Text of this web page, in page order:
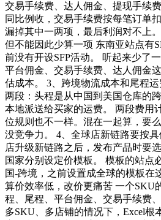
交易手续费、达人佣金、提现手续
同比例收，交易手续费按每笔订单
漏掉其中一两项，最后利润对不上
但不能因此少算一项 东南亚站点有
前没有开设SFP活动。 听起来少了
平台佣金、交易手续费、达人佣金
估成本。 3、跨境物流成本和尾程
两段：头程是从中国到美国仓库的
本地派送给买家的运费。 两段费用
位规则也不一样。混在一起算，要
没竞争力。 4、全球店新链路要按
店升级新链路之后，发布产品时要
国家分别设定价模板。 模板的站点
国-跨境，之前设置成全球的模板在
算价效率低，改价更痛苦 一个SKU
程、尾程、平台佣金、交易手续费
多SKU、多店铺的情况下，Excel根